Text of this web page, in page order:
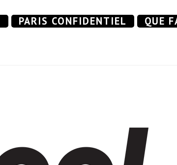
PARIS CONFIDENTIEL QUE